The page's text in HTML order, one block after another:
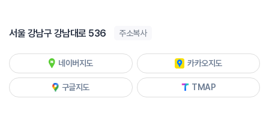
서울 강남구 강남대로 536 주소복사
네이버지도 카카오지도
구글지도 TMAP